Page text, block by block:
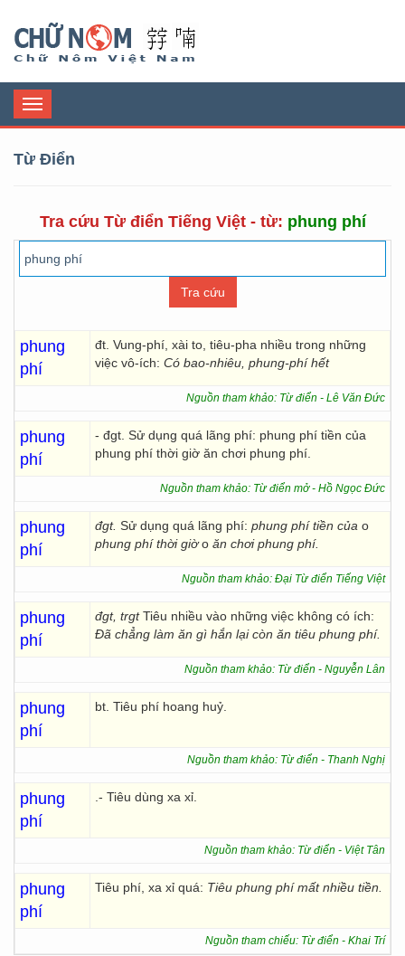
Toggle
navigation
Từ Điển
Tra cứu Từ điển Tiếng Việt - từ: phung phí
phung
phí
đt. Vung-phí, xài to, tiêu-pha nhiều trong những
việc vô-ích: Có bao-nhiêu, phung-phí hết
Nguồn tham khảo: Từ điển - Lê Văn Đức
phung
phí
- đgt. Sử dụng quá lãng phí: phung phí tiền của
phung phí thời giờ ăn chơi phung phí.
Nguồn tham khảo: Từ điển mở - Hồ Ngọc Đức
phung
phí
đgt. Sử dụng quá lãng phí: phung phí tiền của o
phung phí thời giờo ăn chơi phung phí.
Nguồn tham khảo: Đại Từ điển Tiếng Việt
phung
phí
đgt, trgtTiêu nhiều vào những việc không có ích:
Đã chẳng làm ăn gì hắn lại còn ăn tiêu phung phí.
Nguồn tham khảo: Từ điển - Nguyễn Lân
phung
phí
bt. Tiêu phí hoang huỷ.
Nguồn tham khảo: Từ điển - Thanh Nghị
phung
phí
.- Tiêu dùng xa xỉ.
Nguồn tham khảo: Từ điển - Việt Tân
phung
phí
Tiêu phí, xa xỉ quá: Tiêu phung phí mất nhiều tiền.
Nguồn tham chiếu: Từ điển - Khai Trí